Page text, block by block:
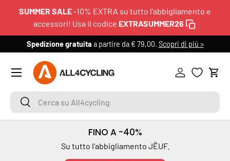
SUMMER SALE-10% EXTRA su tutto l'abbigliamento e
accessori! Usa il codice EXTRASUMMER26
Spedizione gratuita a partire da € 79,00. Scopri di più >
Cerca su All4cycling
Cerca
Accedi
Menu
FINO A -40%
Su tutto l'abbigliamento JËUF.